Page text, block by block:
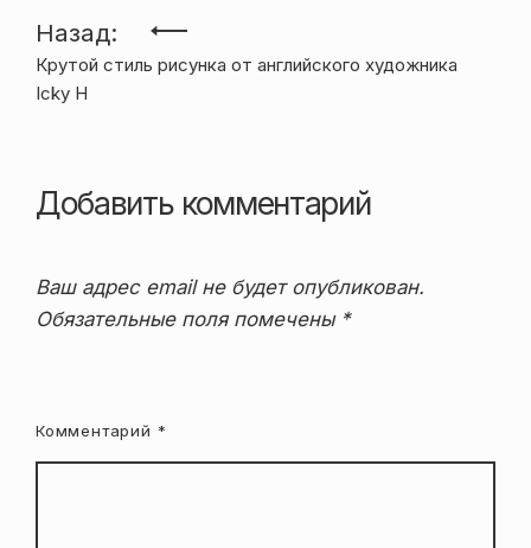
Навигация
по
Назад:
Крутой стиль рисунка от английского художника
Icky H
Добавить комментарий
Ваш адрес email не будет опубликован.
Обязательные поля помечены *
Комментарий *